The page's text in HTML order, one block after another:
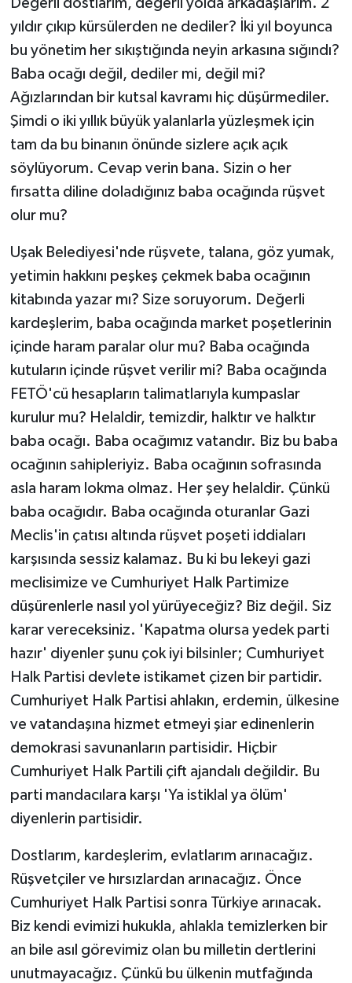
Değerli dostlarım, değerli yolda arkadaşlarım. 2
yıldır çıkıp kürsülerden ne dediler? İki yıl boyunca
bu yönetim her sıkıştığında neyin arkasına sığındı?
Baba ocağı değil, dediler mi, değil mi?
Ağızlarından bir kutsal kavramı hiç düşürmediler.
Şimdi o iki yıllık büyük yalanlarla yüzleşmek için
tam da bu binanın önünde sizlere açık açık
söylüyorum. Cevap verin bana. Sizin o her
fırsatta diline doladığınız baba ocağında rüşvet
olur mu?
Uşak Belediyesi'nde rüşvete, talana, göz yumak,
yetimin hakkını peşkeş çekmek baba ocağının
kitabında yazar mı? Size soruyorum. Değerli
kardeşlerim, baba ocağında market poşetlerinin
içinde haram paralar olur mu? Baba ocağında
kutuların içinde rüşvet verilir mi? Baba ocağında
FETÖ'cü hesapların talimatlarıyla kumpaslar
kurulur mu? Helaldir, temizdir, halktır ve halktır
baba ocağı. Baba ocağımız vatandır. Biz bu baba
ocağının sahipleriyiz. Baba ocağının sofrasında
asla haram lokma olmaz. Her şey helaldir. Çünkü
baba ocağıdır. Baba ocağında oturanlar Gazi
Meclis'in çatısı altında rüşvet poşeti iddiaları
karşısında sessiz kalamaz. Bu ki bu lekeyi gazi
meclisimize ve Cumhuriyet Halk Partimize
düşürenlerle nasıl yol yürüyeceğiz? Biz değil. Siz
karar vereceksiniz. 'Kapatma olursa yedek parti
hazır' diyenler şunu çok iyi bilsinler; Cumhuriyet
Halk Partisi devlete istikamet çizen bir partidir.
Cumhuriyet Halk Partisi ahlakın, erdemin, ülkesine
ve vatandaşına hizmet etmeyi şiar edinenlerin
demokrasi savunanların partisidir. Hiçbir
Cumhuriyet Halk Partili çift ajandalı değildir. Bu
parti mandacılara karşı 'Ya istiklal ya ölüm'
diyenlerin partisidir.
Dostlarım, kardeşlerim, evlatlarım arınacağız.
Rüşvetçiler ve hırsızlardan arınacağız. Önce
Cumhuriyet Halk Partisi sonra Türkiye arınacak.
Biz kendi evimizi hukukla, ahlakla temizlerken bir
an bile asıl görevimiz olan bu milletin dertlerini
unutmayacağız. Çünkü bu ülkenin mutfağında